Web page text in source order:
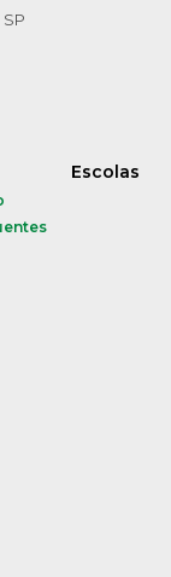
Escolas